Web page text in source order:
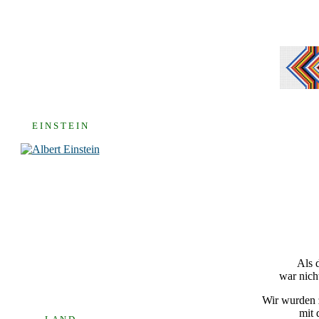
E I N S T E I N
Als
war
Wir wurden
mit